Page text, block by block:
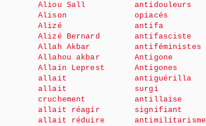
Aliou Sall
Alison
Alizé
Alizé Bernard
Allah Akbar
Allahou akbar
Allain Leprest
allait
allait
cruchement
allait réagir
allait réduire
antidouleurs
opiacés
antifa
antifasciste
antiféministes
Antigone
Antigones
antiguérilla
surgi
antillaise
signifiant
antimilitarisme